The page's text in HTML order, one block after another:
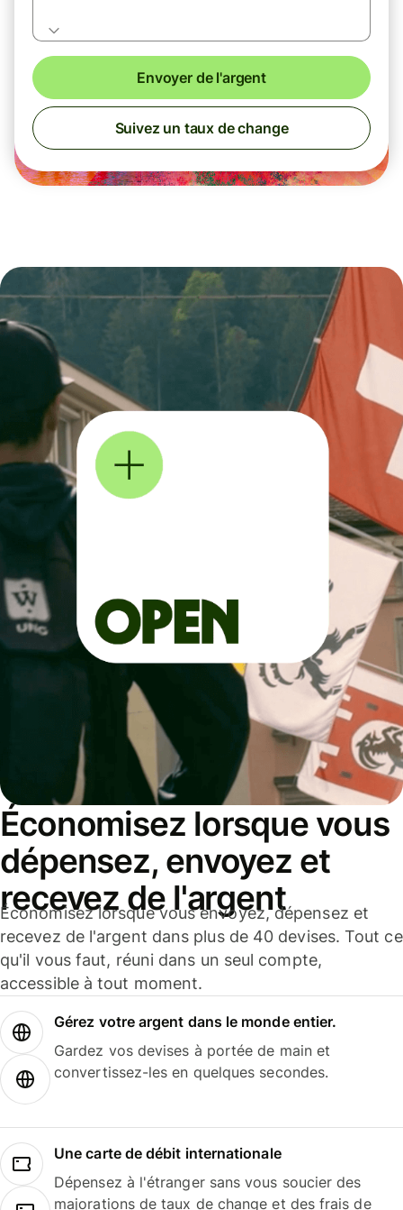
Envoyer de l'argent
Suivez un taux de change
Économisez lorsque vous
dépensez, envoyez et
recevez de l'argent
Économisez lorsque vous envoyez, dépensez et
recevez de l'argent dans plus de 40 devises. Tout ce
qu'il vous faut, réuni dans un seul compte,
accessible à tout moment.
Gérez votre argent dans le monde entier.
Gardez vos devises à portée de main et
convertissez-les en quelques secondes.
Une carte de débit internationale
Dépensez à l'étranger sans vous soucier des
majorations de taux de change et des frais de